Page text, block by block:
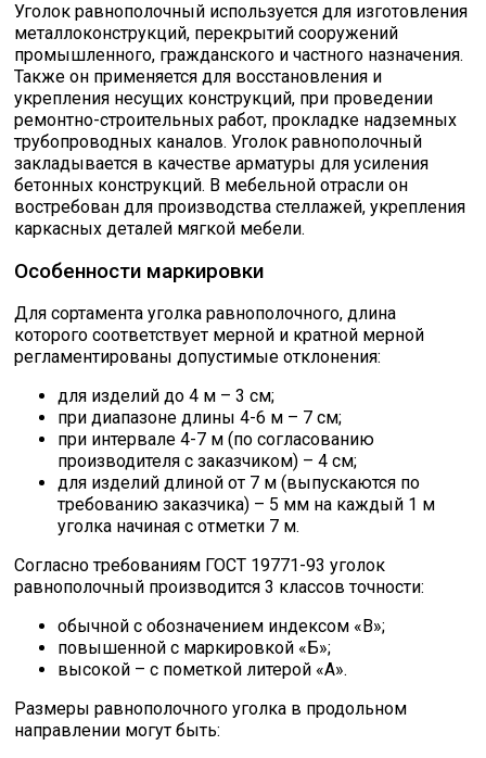
Сетка кладочная
Проволока
Уголок равнополочный используется для изготовления
металлоконструкций, перекрытий сооружений
промышленного, гражданского и частного назначения.
Также он применяется для восстановления и
укрепления несущих конструкций, при проведении
ремонтно-строительных работ, прокладке надземных
трубопроводных каналов. Уголок равнополочный
закладывается в качестве арматуры для усиления
бетонных конструкций. В мебельной отрасли он
востребован для производства стеллажей, укрепления
каркасных деталей мягкой мебели.
Особенности маркировки
Для сортамента уголка равнополочного, длина
которого соответствует мерной и кратной мерной
регламентированы допустимые отклонения:
для изделий до 4 м – 3 см;
при диапазоне длины 4-6 м – 7 см;
при интервале 4-7 м (по согласованию
производителя с заказчиком) – 4 см;
для изделий длиной от 7 м (выпускаются по
требованию заказчика) – 5 мм на каждый 1 м
уголка начиная с отметки 7 м.
Согласно требованиям ГОСТ 19771-93 уголок
равнополочный производится 3 классов точности:
обычной с обозначением индексом «В»;
повышенной с маркировкой «Б»;
высокой – с пометкой литерой «А».
Размеры равнополочного уголка в продольном
направлении могут быть: